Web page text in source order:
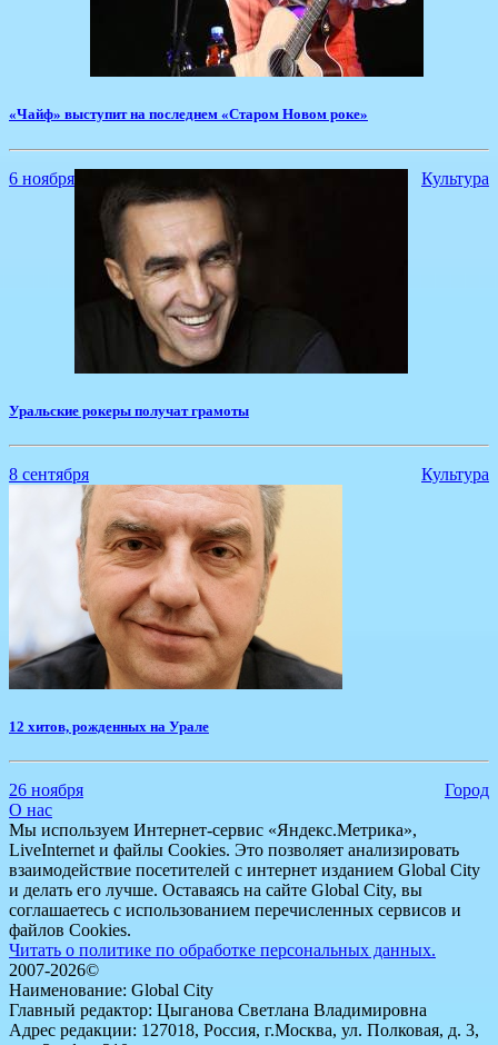
«Чайф» выступит на последнем «Старом Новом роке»
6 ноября Культура
Уральские рокеры получат грамоты
8 сентября Культура
12 хитов, рожденных на Урале
26 ноября
Город
О нас
Мы используем Интернет-сервис «Яндекс.Метрика»,
LiveInternet и файлы Cookies. Это позволяет анализировать
взаимодействие посетителей с интернет изданием Global City
и делать его лучше. Оставаясь на сайте Global City, вы
соглашаетесь с использованием перечисленных сервисов и
файлов Cookies.
Читать о политике по обработке персональных данных.
2007-2026©
Наименование: Global City
Главный редактор: Цыганова Светлана Владимировна
Адрес редакции: 127018, Россия, г.Москва, ул. Полковая, д. 3,